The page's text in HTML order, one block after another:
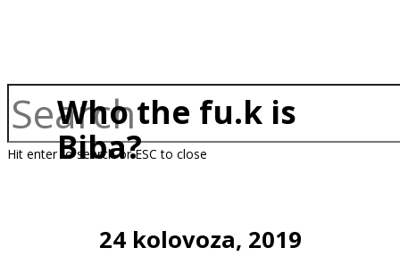
Hit enter to search or ESC to close
Who the fu.k is
Biba?
24 kolovoza, 2019